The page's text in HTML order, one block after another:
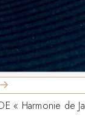
« Harmonie de